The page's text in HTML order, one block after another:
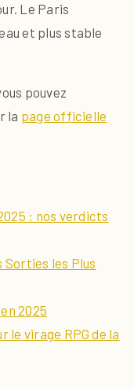
Le Paris
et plus stable
pouvez
la page officielle
: nos verdicts
Sorties les Plus
2025
le virage RPG de la